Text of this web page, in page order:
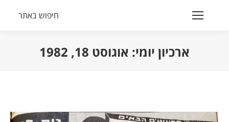
Search:
חיפוש באתר
ארכיון יומי: אוגוסט 18, 1982